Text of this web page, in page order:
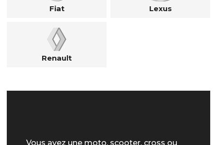
Fiat Lexus
Renault
Vous avez une moto, scooter, cross ou